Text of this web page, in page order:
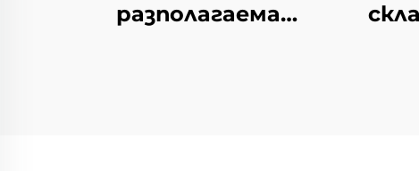
разполагаема